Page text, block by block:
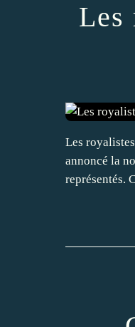
Les
Les
annoncé la
représentés.